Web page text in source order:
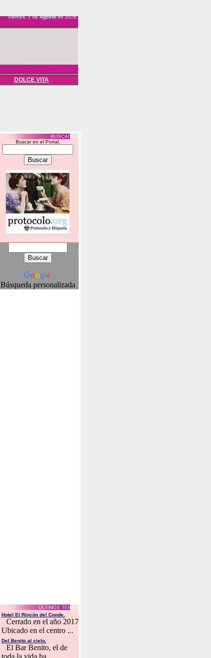
Viernes,7deAgostode 2026
DOLCE VITA
BUSCADOR
Buscar en el Portal.
Búsqueda personalizada
ÚLTIMOS TEMAS
Hotel El Rincón del Conde.
Cerrado en el año 2017
Ubicado en el centro ...
Del Benito al cielo.
El Bar Benito, el de
toda la vida ha ...